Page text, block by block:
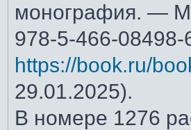
монография. —
978-5-466-
https://book.ru/
29.01.2025).
В номере 1276